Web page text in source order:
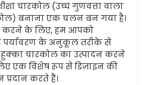
चारकोल (उच्च गुणवत्ता वाला
बनाना एक चलन बन गया है।
करने के लिए, हम आपको
के अनुकूल तरीके से
हुक्का चारकोल का उत्पादन करने
एक विशेष रूप से डिज़ाइन की
करते हैं।